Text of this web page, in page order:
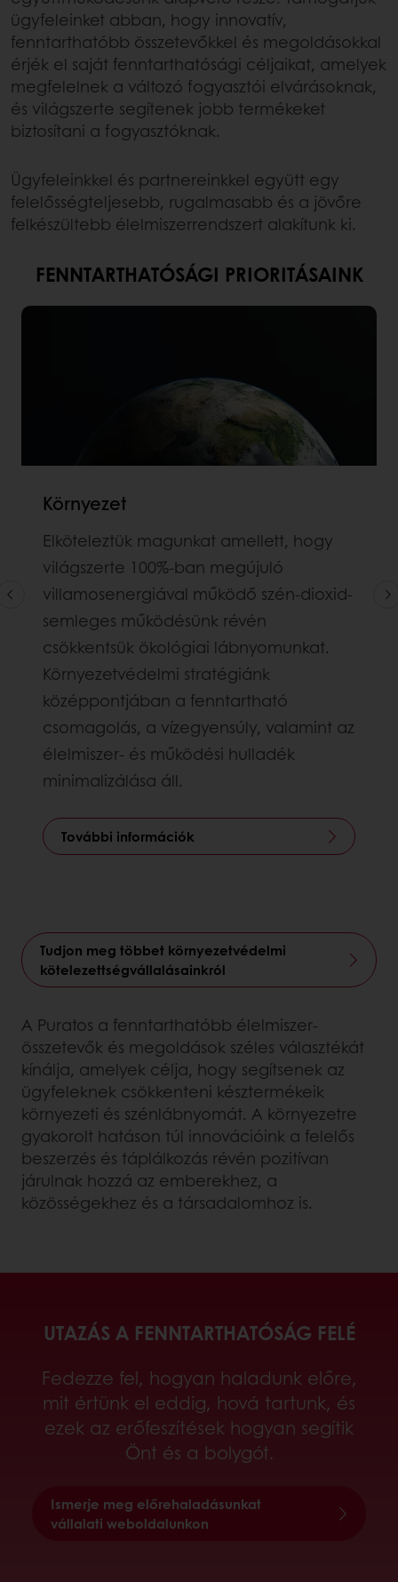
ügyfeleinket abban, hogy innovatív,
fenntarthatóbb összetevőkkel és megoldásokkal
érjék el saját fenntarthatósági céljaikat, amelyek
megfelelnek a változó fogyasztói elvárásoknak,
és világszerte segítenek jobb termékeket
biztosítani a fogyasztóknak.
Ügyfeleinkkel és partnereinkkel együtt egy
felelősségteljesebb, rugalmasabb és a jövőre
felkészültebb élelmiszerrendszert alakítunk ki.
FENNTARTHATÓSÁGI PRIORITÁSAINK
Környezet
Elköteleztük magunkat amellett, hogy
világszerte 100%-ban megújuló
villamosenergiával működő szén-dioxid-
semleges működésünk révén
csökkentsük ökológiai lábnyomunkat.
Környezetvédelmi stratégiánk
középpontjában a fenntartható
csomagolás, a vízegyensúly, valamint az
élelmiszer- és működési hulladék
minimalizálása áll.
További információk
Tudjon meg többet környezetvédelmi
kötelezettségvállalásainkról
A Puratos a fenntarthatóbb élelmiszer-
összetevők és megoldások széles választékát
kínálja, amelyek célja, hogy segítsenek az
ügyfeleknek csökkenteni késztermékeik
környezeti és szénlábnyomát. A környezetre
gyakorolt hatáson túl innovációink a felelős
beszerzés és táplálkozás révén pozitívan
járulnak hozzá az emberekhez, a
közösségekhez és a társadalomhoz is.
UTAZÁS A FENNTARTHATÓSÁG FELÉ
Fedezze fel, hogyan haladunk előre,
mit értünk el eddig, hová tartunk, és
ezek az erőfeszítések hogyan segítik
Önt és a bolygót.
Ismerje meg előrehaladásunkat
vállalati weboldalunkon